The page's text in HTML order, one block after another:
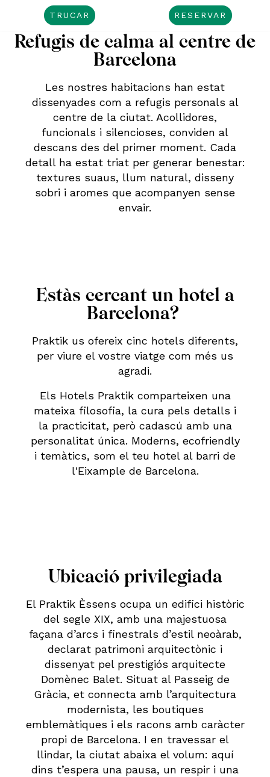
TRUCAR RESERVAR
Refugis de calma al centre de
Barcelona
Les nostres habitacions han estat
dissenyades com a refugis personals al
centre de la ciutat. Acollidores,
funcionals i silencioses, conviden al
descans des del primer moment. Cada
detall ha estat triat per generar benestar:
textures suaus, llum natural, disseny
sobri i aromes que acompanyen sense
envair.
Estàs cercant un hotel a
Barcelona?
Praktik us ofereix cinc hotels diferents,
per viure el vostre viatge com més us
agradi.
Els Hotels Praktik comparteixen una
mateixa filosofia, la cura pels detalls i
la practicitat, però cadascú amb una
personalitat única. Moderns, ecofriendly
i temàtics, som el teu hotel al barri de
l'Eixample de Barcelona.
Ubicació privilegiada
El Praktik Èssens ocupa un edifici històric
del segle XIX, amb una majestuosa
façana d’arcs i finestrals d’estil neoàrab,
declarat patrimoni arquitectònic i
dissenyat pel prestigiós arquitecte
Domènec Balet. Situat al Passeig de
Gràcia, et connecta amb l’arquitectura
modernista, les boutiques
emblemàtiques i els racons amb caràcter
propi de Barcelona. I en travessar el
llindar, la ciutat abaixa el volum: aquí
dins t’espera una pausa, un respir i una